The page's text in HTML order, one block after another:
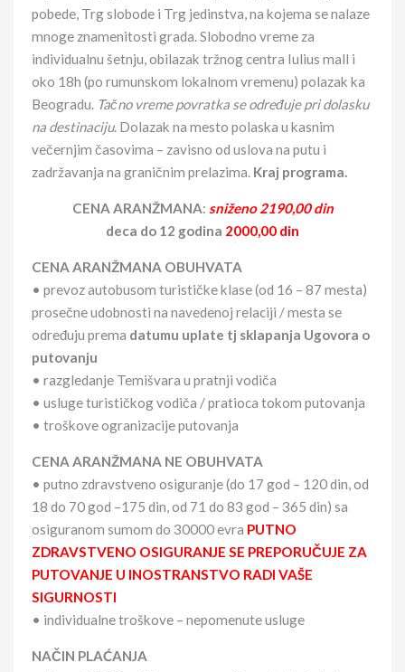
pobede, Trg slobode i Trg jedinstva, na kojema se nalaze
mnoge znamenitosti grada. Slobodno vreme za
individualnu šetnju, obilazak tržnog centra Iulius mall i
oko 18h (po rumunskom lokalnom vremenu) polazak ka
Beogradu. Tačno vreme povratka se određuje pri dolasku
na destinaciju. Dolazak na mesto polaska u kasnim
večernjim časovima – zavisno od uslova na putu i
zadržavanja na graničnim prelazima. Kraj programa.
CENA ARANŽMANA: sniženo 2190,00 din
deca do 12 godina 2000,00 din
CENA ARANŽMANA OBUHVATA
• prevoz autobusom turističke klase (od 16 – 87 mesta)
prosečne udobnosti na navedenoj relaciji / mesta se
određuju prema datumu uplate tj sklapanja Ugovora o
putovanju
• razgledanje Temišvara u pratnji vodiča
• usluge turističkog vodiča / pratioca tokom putovanja
• troškove ogranizacije putovanja
CENA ARANŽMANA NE OBUHVATA
• putno zdravstveno osiguranje (do 17 god – 120 din, od
18 do 70 god –175 din, od 71 do 83 god – 365 din) sa
osiguranom sumom do 30000 evra PUTNO
ZDRAVSTVENO OSIGURANJE SE PREPORUČUJE ZA
PUTOVANJE U INOSTRANSTVO RADI VAŠE
SIGURNOSTI
• individualne troškove – nepomenute usluge
NAČIN PLAĆANJA